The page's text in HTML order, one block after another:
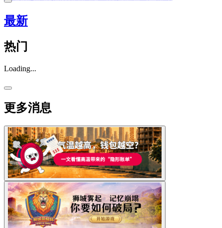
最新
热门
Loading...
更多消息